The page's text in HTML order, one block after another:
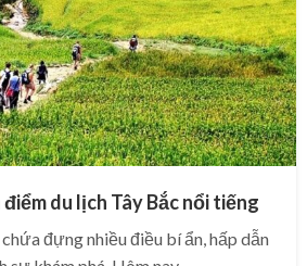
du lịch Tây Bắc nổi tiếng
đựng nhiều điều bí ẩn, hấp dẫn